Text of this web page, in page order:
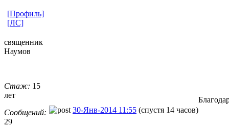
[Профиль]
[ЛС]
священник
Наумов
Стаж: 15
лет
Сообщений:
29
30-Янв-2014 11:55 (спустя 14 часов)